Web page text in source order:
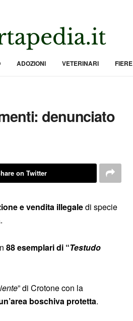
ADOZIONI VETERINARI FIERE
denunciato
on Twitter
e vendita illegaledi specie
88 esemplari di “Testudo
” di Crotone con la
boschiva protetta.